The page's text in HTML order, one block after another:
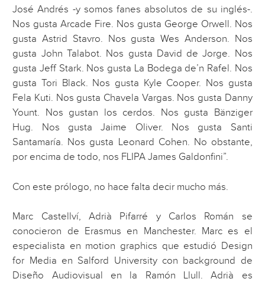
José Andrés -y somos fanes absolutos de su inglés-.
Nos gusta Arcade Fire. Nos gusta George Orwell. Nos
gusta Astrid Stavro. Nos gusta Wes Anderson. Nos
gusta John Talabot. Nos gusta David de Jorge. Nos
gusta Jeff Stark. Nos gusta La Bodega de’n Rafel. Nos
gusta Tori Black. Nos gusta Kyle Cooper. Nos gusta
Fela Kuti. Nos gusta Chavela Vargas. Nos gusta Danny
Yount. Nos gustan los cerdos. Nos gusta Bänziger
Hug. Nos gusta Jaime Oliver. Nos gusta Santi
Santamaría. Nos gusta Leonard Cohen. No obstante,
por encima de todo, nos FLIPA James Galdonfini”.
Con este prólogo, no hace falta decir mucho más.
Marc Castellví, Adrià Pifarré y Carlos Román se
conocieron de Erasmus en Manchester. Marc es el
especialista en motion graphics que estudió Design
for Media en Salford University con background de
Diseño Audiovisual en la Ramón Llull. Adrià es